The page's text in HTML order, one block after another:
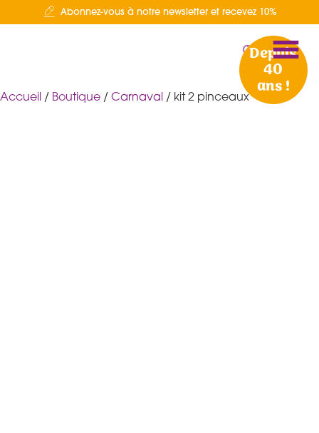
Abonnez-vous à notre newsletter et recevez 10%
Depuis
40
ans !
Accueil / Boutique / Carnaval / kit 2 pinceaux